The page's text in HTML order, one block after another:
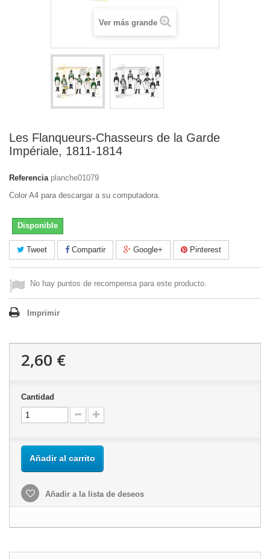
Ver más grande
Les Flanqueurs-Chasseurs de la Garde
Impériale, 1811-1814
Referencia planche01079
Color A4 para descargar a su computadora.
Disponible
Tweet Compartir Google+ Pinterest
No hay puntos de recompensa para este producto.
Imprimir
2,60 €
Cantidad
Añadir al carrito
Añadir a la lista de deseos